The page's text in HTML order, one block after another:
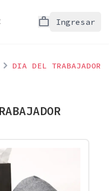
work Ingresar
DIA DEL TRABAJADOR